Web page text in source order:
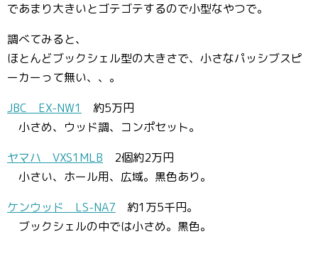
であまり大きいとゴテゴテするので小型なやつで。
調べてみると、
ほとんどブックシェル型の大きさで、小さなパッシブスピ
ーカーって無い、、。
JBC EX-NW1
約5万円
小さめ、ウッド調、コンポセット。
ヤマハ VXS1MLB 2個約2万円
小さい、ホール用、広域。黒色あり。
ケンウッド LS-NA7 約1万5千円。
ブックシェルの中では小さめ。黒色。